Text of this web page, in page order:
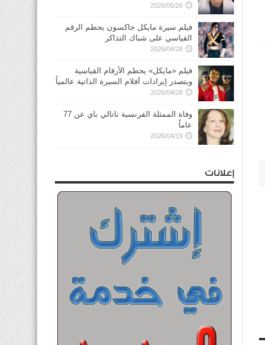
2026/06/26
فيلم سيرة مايكل جاكسون يحطم الرقم
القياسي على شباك التذاكر
2026/04/28
فيلم «مايكل» يحطم الأرقام القياسية
ويتصدر إيرادات أفلام السيرة الذاتية عالمياً
2026/04/28
وفاة الممثلة الفرنسية ناتالي باي عن 77
عاماً
2026/04/19
إعلانات